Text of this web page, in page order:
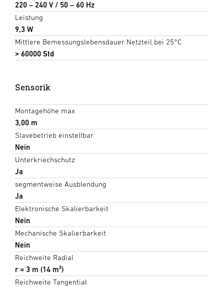
220 – 240 V / 50 – 60 Hz
Leistung
9,3 W
Mittlere Bemessungslebensdauer Netzteil bei 25°C
> 60000 Std
Sensorik
Montagehöhe max
3,00 m
Slavebetrieb einstellbar
Nein
Unterkriechschutz
Ja
segmentweise Ausblendung
Ja
Elektronische Skalierbarkeit
Nein
Mechanische Skalierbarkeit
Nein
Reichweite Radial
r = 3 m (14 m²)
Reichweite Tangential